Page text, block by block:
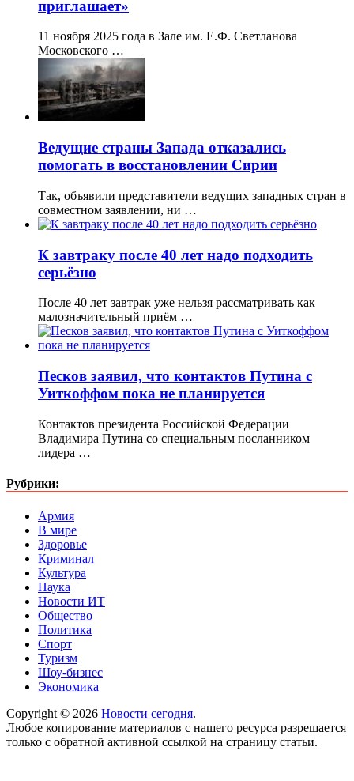
приглашает»
11 ноября 2025 года в Зале им. Е.Ф. Светланова
Московского …
Ведущие страны Запада отказались
помогать в восстановлении Сирии
Так, объявили представители ведущих западных стран в
совместном заявлении, ни …
К завтраку после 40 лет надо подходить
серьёзно
После 40 лет завтрак уже нельзя рассматривать как
малозначительный приём …
Песков заявил, что контактов Путина с
Уиткоффом пока не планируется
Контактов президента Российской Федерации
Владимира Путина со специальным посланником
лидера …
Рубрики:
Армия
В мире
Здоровье
Криминал
Культура
Наука
Новости ИТ
Общество
Политика
Спорт
Туризм
Шоу-бизнес
Экономика
Copyright © 2026 Новости сегодня.
Любое копирование материалов с нашего ресурса разрешается
только с обратной активной ссылкой на страницу статьи.